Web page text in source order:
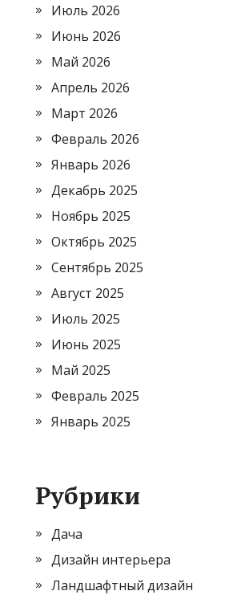
Июль 2026
Июнь 2026
Май 2026
Апрель 2026
Март 2026
Февраль 2026
Январь 2026
Декабрь 2025
Ноябрь 2025
Октябрь 2025
Сентябрь 2025
Август 2025
Июль 2025
Июнь 2025
Май 2025
Февраль 2025
Январь 2025
Рубрики
Дача
Дизайн интерьера
Ландшафтный дизайн